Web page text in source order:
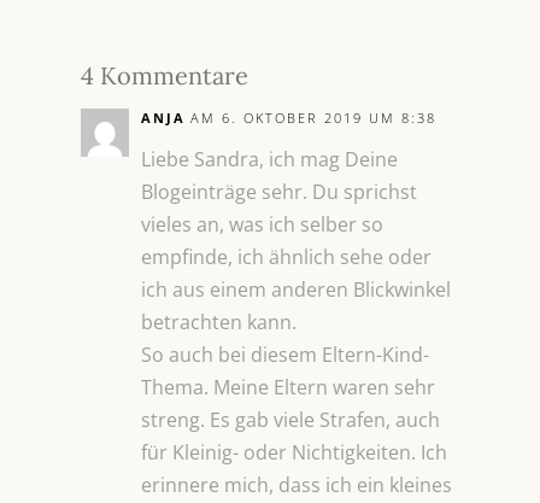
4 Kommentare
ANJA AM 6. OKTOBER 2019 UM 8:38
Liebe Sandra, ich mag Deine
Blogeinträge sehr. Du sprichst
vieles an, was ich selber so
empfinde, ich ähnlich sehe oder
ich aus einem anderen Blickwinkel
betrachten kann.
So auch bei diesem Eltern-Kind-
Thema. Meine Eltern waren sehr
streng. Es gab viele Strafen, auch
für Kleinig- oder Nichtigkeiten. Ich
erinnere mich, dass ich ein kleines